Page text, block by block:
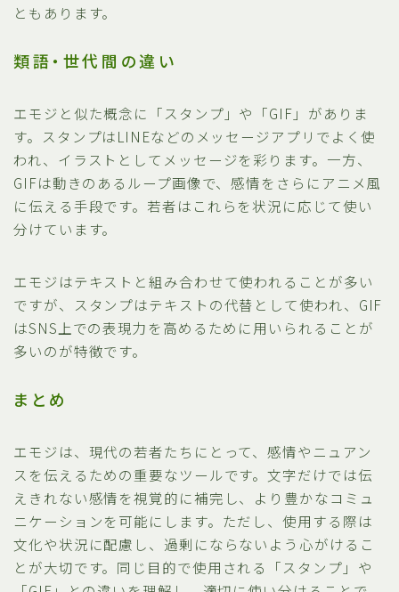
ともあります。
類語・世代間の違い
エモジと似た概念に「スタンプ」や「GIF」がありま
す。スタンプはLINEなどのメッセージアプリでよく使
われ、イラストとしてメッセージを彩ります。一方、
GIFは動きのあるループ画像で、感情をさらにアニメ風
に伝える手段です。若者はこれらを状況に応じて使い
分けています。
エモジはテキストと組み合わせて使われることが多い
ですが、スタンプはテキストの代替として使われ、GIF
はSNS上での表現力を高めるために用いられることが
多いのが特徴です。
まとめ
エモジは、現代の若者たちにとって、感情やニュアン
スを伝えるための重要なツールです。文字だけでは伝
えきれない感情を視覚的に補完し、より豊かなコミュ
ニケーションを可能にします。ただし、使用する際は
文化や状況に配慮し、過剰にならないよう心がけるこ
とが大切です。同じ目的で使用される「スタンプ」や